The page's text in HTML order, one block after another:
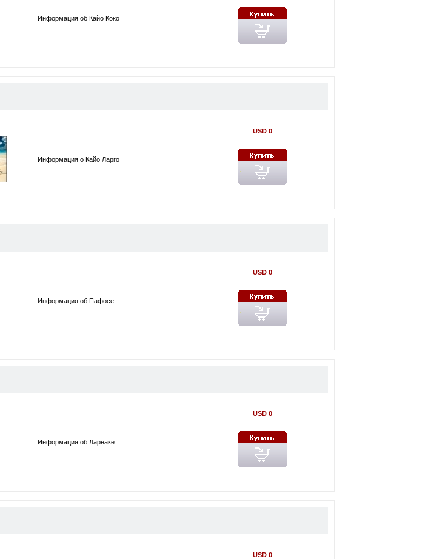
Информация об Кайо Коко
Информация о Кайо Ларго
USD 0
Информация об Пафосе
USD 0
Информация об Ларнаке
USD 0
USD 0